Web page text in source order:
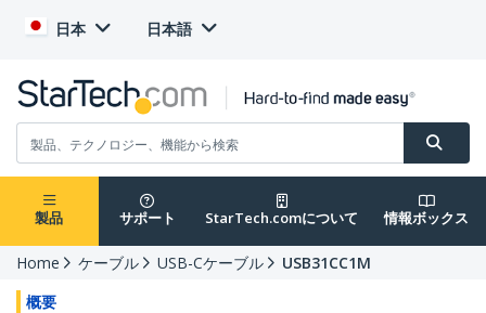
日本 日本語
製品 サポート StarTech.comについて 情報ボックス
Home ケーブル USB-Cケーブル
USB31CC1M
概要